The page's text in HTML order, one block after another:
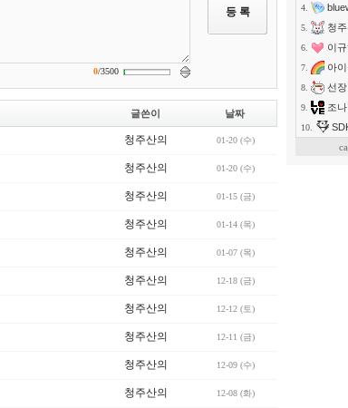
4.
5.
청
6.
이
7.
아
8.
선장
9.
조
10.
0/3500
글쓴이 날짜
청주산의 01-20 (수)
청주산의 01-20 (수)
청주산의 01-15 (금)
청주산의 01-14 (목)
청주산의 01-07 (목)
청주산의 12-18 (금)
청주산의 12-12 (토)
청주산의 12-11 (금)
청주산의 12-09 (수)
청주산의 12-08 (화)